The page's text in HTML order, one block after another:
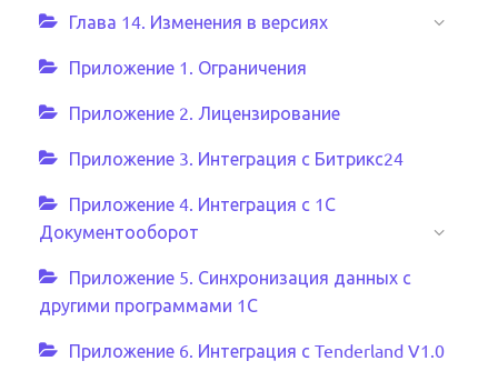
Глава 14. Изменения в версиях
Приложение 1. Ограничения
Приложение 2. Лицензирование
Приложение 3. Интеграция с Битрикс24
Приложение 4. Интеграция с 1С
Документооборот
Приложение 5. Синхронизация данных с
другими программами 1С
Приложение 6. Интеграция с Tenderland V1.0